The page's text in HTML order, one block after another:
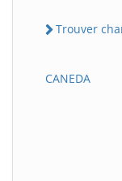
Trouver
CANEDA